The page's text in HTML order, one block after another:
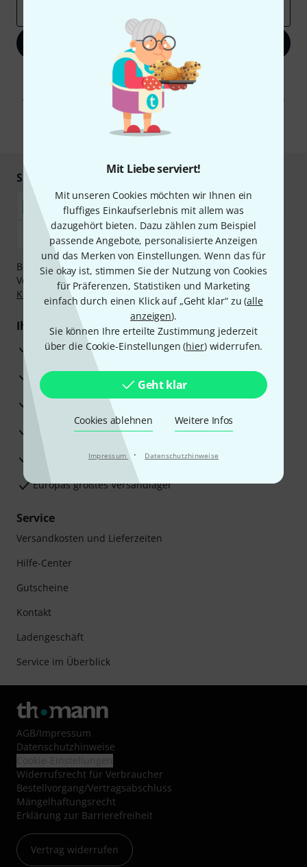
Mit Liebe serviert!
Mit unseren Cookies möchten wir Ihnen ein
fluffiges Einkaufserlebnis mit allem was
dazugehört bieten. Dazu zählen zum Beispiel
passende Angebote, personalisierte Anzeigen
und das Merken von Einstellungen. Wenn das für
Sie okay ist, stimmen Sie der Nutzung von Cookies
für Präferenzen, Statistiken und Marketing
einfach durch einen Klick auf „Geht klar“ zu (alle
anzeigen).
Sie können Ihre erteilte Zustimmung jederzeit
über die Cookie-Einstellungen (hier) widerrufen.
Geht klar
Cookies ablehnen Weitere Infos
Impressum · Datenschutzhinweise
Jetzt anmelden
Mit Klick auf „Jetzt anmelden“ stimmen Sie dem Erhalt von E-Mail-
Werbung und einer Messung des E-Mail-Nutzungsverhaltens zu. Die
Abmeldung ist jederzeit möglich. Weitere Informationen finden Sie in
unseren
Datenschutzhinweisen
* Pflichtfeld
Sicher einkaufen & bezahlen
Bezahlen Sie vertraulich und sicher per Nachnahme,
Vorkasse, PayPal, Amazon Pay, Klarna Sofort bezahlen
Klarna Ratenzahlungoder Kreditkarte.
Ihre Vorteile
3 Jahre Thomann Garantie
30 Tage Money-Back-Garantie
Reparaturservice
Beratung durch Fachexperten
Zufriedenheitsgarantie
Europas größtes Versandlager
Service
Versandkosten und Lieferzeiten
Hilfe-Center
Gutscheine
Kontakt
Ladengeschäft
Service im Überblick
AGB/Impressum
Datenschutzhinweise
Widerrufsrecht für Verbraucher
Bestellvorgang/Vertragsabschluss
Mängelhaftungsrecht
Erklärung zur Barrierefreiheit
Vertrag widerrufen